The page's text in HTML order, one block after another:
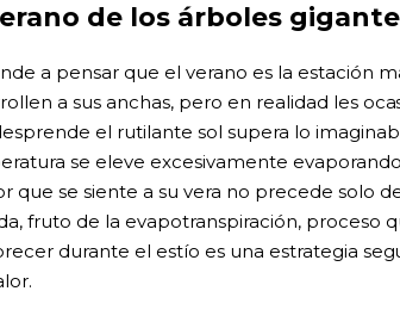
de los árboles
a pensar que el verano es la estación
a sus anchas, pero en realidad les
el rutilante sol supera lo
se eleve excesivamente
que se siente a su vera no precede solo
fruto de la evapotranspiración, proceso
durante el estío es una estrategia